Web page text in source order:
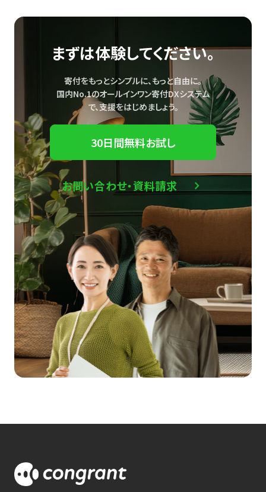
まずは体験してください。
寄付をもっとシンプルに、もっと自由に。
国内No.1のオールインワン寄付DXシステム
で、支援をはじめましょう。
30日間無料お試し
お問い合わせ・資料請求